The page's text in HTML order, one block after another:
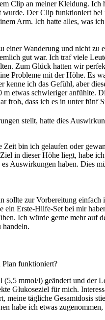
Clip an meiner Kleidung. Ich
wurde. Der Clip funktioniert
Arm. Ich hatte alles, was
einer Wanderung und nicht zu
gut war. Ich traf viele
Zum Glück hatten wir
Probleme mit der Höhe. Es
ich das Gefühl, aber
m etwas schwieriger anfühlte.
froh, dass ich es in unter fünf
stellt, hatte dies
bin ich gelaufen oder
in dieser Höhe liegt, habe
Auswirkungen haben. Dies
sollte zur Vorbereitung einfach
Erste-Hilfe-Set bei mir
Ich würde gerne mehr auf
handeln.
Plan funktioniert?
mmol/l) geändert und der
Glukoseziel für mich.
meine tägliche Gesamtdosis
habe ich etwas